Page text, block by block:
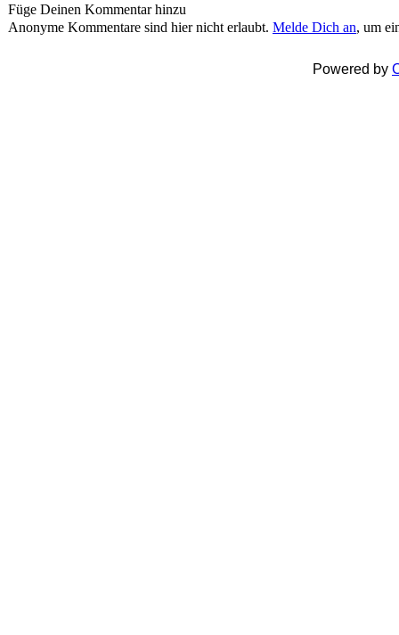
Füge Deinen Kommentar hinzu
Anonyme Kommentare sind hier nicht erlaubt. Melde Dich an, um
Powered by